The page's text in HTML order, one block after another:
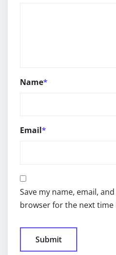
Name*
Email*
Save my name, email,
browser for the next time